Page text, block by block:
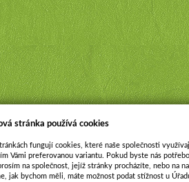
stránka používá cookies
fungují cookies, které naše společnosti
Vámi preferovanou variantu. Pokud byste nás
na společnost, jejíž stránky procházíte, nebo na
jak bychom měli, máte možnost podat stížnost u